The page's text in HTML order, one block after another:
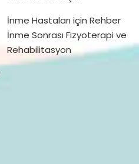
İnme Hastaları için Rehber
İnme Sonrası Fizyoterapi ve
Rehabilitasyon